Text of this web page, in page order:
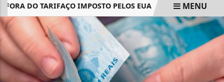
DO TARIFAÇO IMPOSTO PELOS EUA PIX POR
EM ALTA
MENU